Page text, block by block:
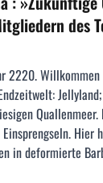
des
2220.
Hier
in deformierte